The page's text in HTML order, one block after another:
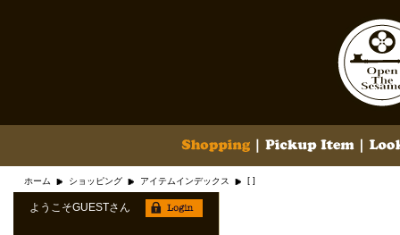
ホーム ショッピング アイテムインデックス [ ]
ようこそGUESTさん